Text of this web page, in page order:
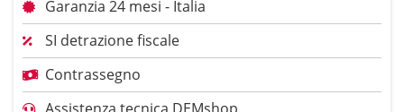
Garanzia 24 mesi - Italia
SI detrazione fiscale
Contrassegno